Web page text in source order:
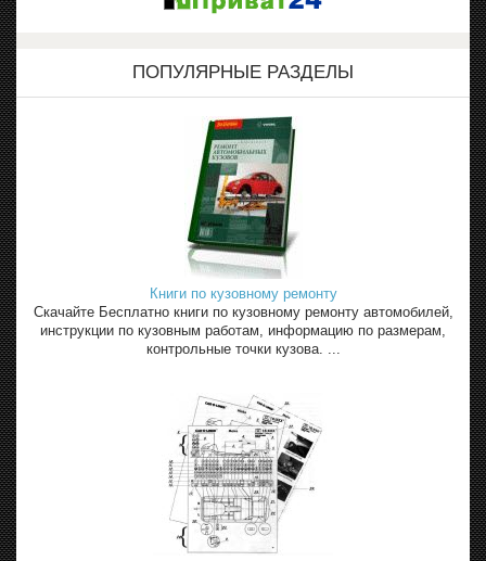
ПОПУЛЯРНЫЕ РАЗДЕЛЫ
Книги по кузовному ремонту
Скачайте Бесплатно книги по кузовному ремонту автомобилей,
инструкции по кузовным работам, информацию по размерам,
контрольные точки кузова. ...